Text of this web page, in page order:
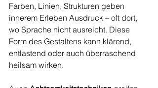
Farben, Linien, Strukturen geben
innerem Erleben Ausdruck – oft dort,
wo Sprache nicht ausreicht. Diese
Form des Gestaltens kann klärend,
entlastend oder auch überraschend
heilsam wirken.